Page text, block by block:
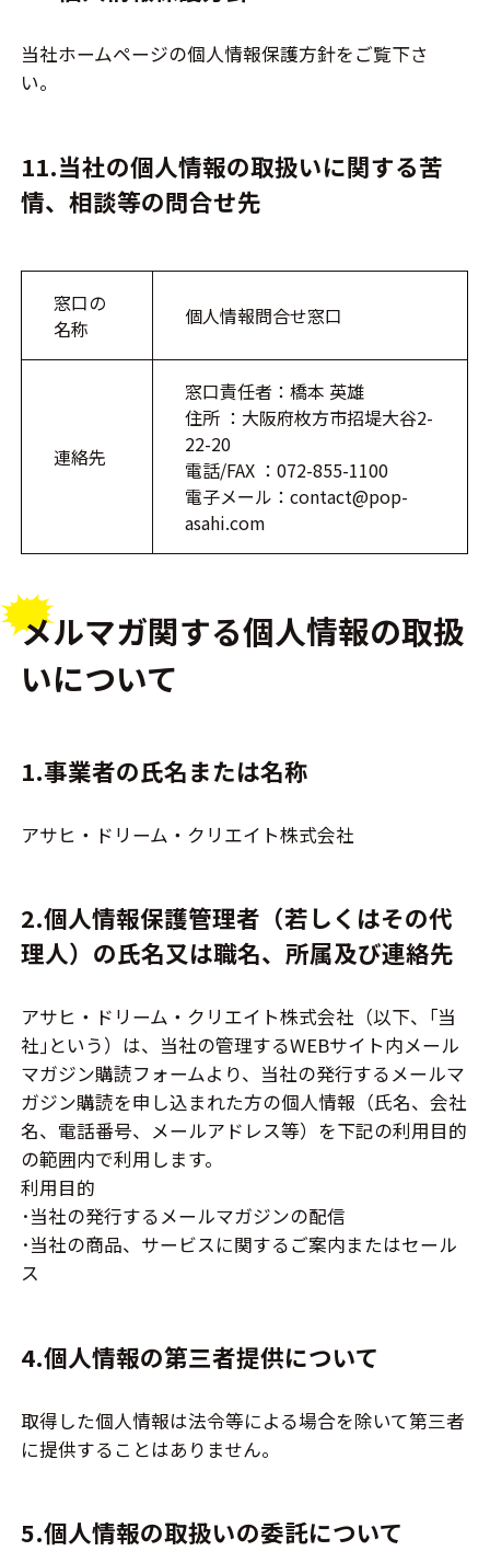
当社ホームページの個人情報保護方針をご覧下さ
い。
11.当社の個人情報の取扱いに関する苦
情、相談等の問合せ先
窓口の
名称
個人情報問合せ窓口
連絡先
窓口責任者：橋本 英雄
住所 ：大阪府枚方市招堤大谷2-
22-20
電話/FAX ：072-855-1100
電子メール：contact@pop-
asahi.com
メルマガ関する個人情報の取扱
いについて
1.事業者の氏名または名称
アサヒ・ドリーム・クリエイト株式会社
2.個人情報保護管理者（若しくはその代
理人）の氏名又は職名、所属及び連絡先
アサヒ・ドリーム・クリエイト株式会社（以下、｢当
社｣という）は、当社の管理するWEBサイト内メール
マガジン購読フォームより、当社の発行するメールマ
ガジン購読を申し込まれた方の個人情報（氏名、会社
名、電話番号、メールアドレス等）を下記の利用目的
の範囲内で利用します。
利用目的
･当社の発行するメールマガジンの配信
･当社の商品、サービスに関するご案内またはセール
ス
4.個人情報の第三者提供について
取得した個人情報は法令等による場合を除いて第三者
に提供することはありません。
5.個人情報の取扱いの委託について